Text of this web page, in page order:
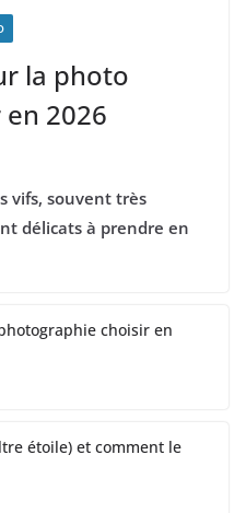
la photo
en 2026
vifs, souvent très
délicats à prendre en
choisir en
étoile) et comment le